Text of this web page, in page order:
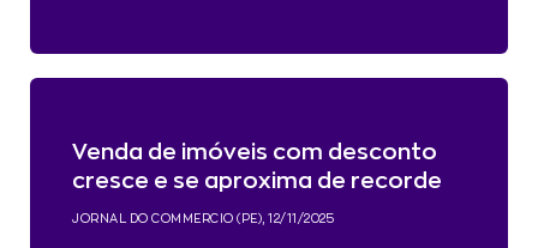
Venda de imóveis com desconto
cresce e se aproxima de recorde
JORNAL DO COMMERCIO (PE), 12/11/2025